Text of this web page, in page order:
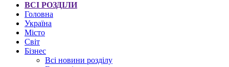
ВСІ РОЗДІЛИ
Головна
Україна
Місто
Світ
Бізнес
Всі новини розділу